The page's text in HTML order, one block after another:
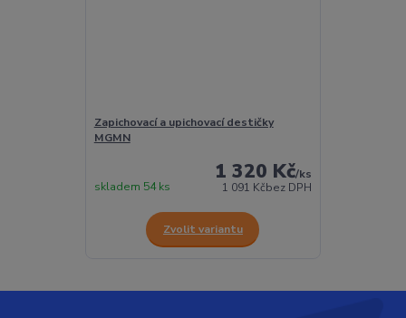
Zapichovací a upichovací destičky
MGMN
1 320 Kč/ks
1 091 Kčbez DPH
skladem 54 ks
Zvolit variantu